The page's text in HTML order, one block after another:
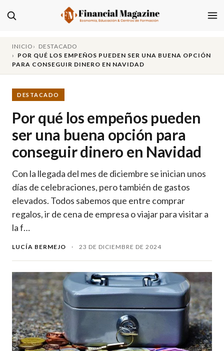
INICIO
DESTACADO
POR QUÉ LOS EMPEÑOS PUEDEN SER UNA BUENA OPCIÓN
PARA CONSEGUIR DINERO EN NAVIDAD
DESTACADO
Por qué los empeños pueden
ser una buena opción para
conseguir dinero en Navidad
Con la llegada del mes de diciembre se inician unos
días de celebraciones, pero también de gastos
elevados. Todos sabemos que entre comprar
regalos, ir de cena de empresa o viajar para visitar a
la f…
LUCÍA BERMEJO · 23 DE DICIEMBRE DE 2024